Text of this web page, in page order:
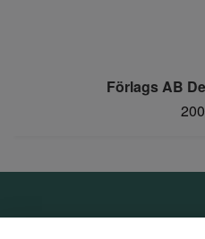
Förlags AB